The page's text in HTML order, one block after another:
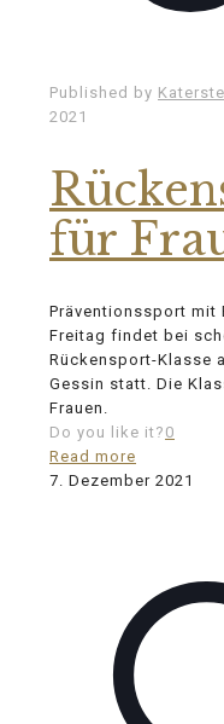
Published by
2021
für
Präventionssport mit
Freitag findet bei
Rückensport-Klasse
Gessin statt. Die
Frauen.
Do you like it? 0
Read more
7. Dezember 2021